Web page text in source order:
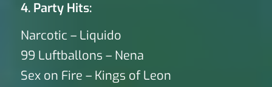
4. Party Hits:
Narcotic – Liquido
99 Luftballons – Nena
Sex on Fire – Kings of Leon